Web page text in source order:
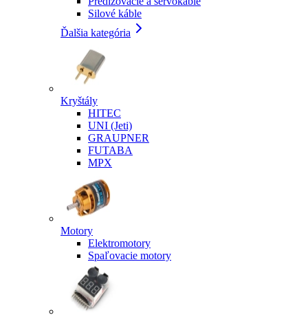
Silové káble
Ďalšia kategória
Kryštály
HITEC
UNI (Jeti)
GRAUPNER
FUTABA
MPX
Motory
Elektromotory
Spaľovacie motory